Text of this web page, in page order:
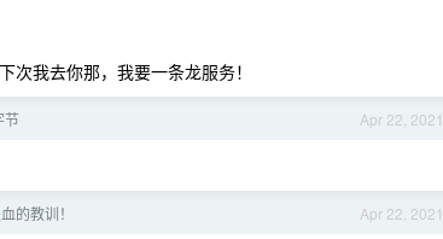
我去你那，我要一条龙服务！
Apr 22, 2021
节
Apr 22, 2021
的教训！